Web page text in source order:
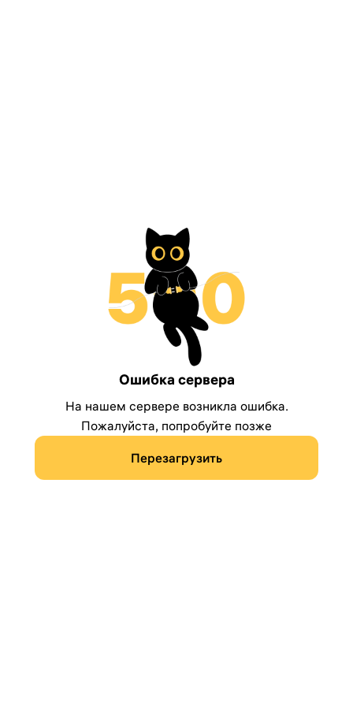
Ошибка сервера
На нашем сервере возникла ошибка.
Пожалуйста, попробуйте позже
Перезагрузить